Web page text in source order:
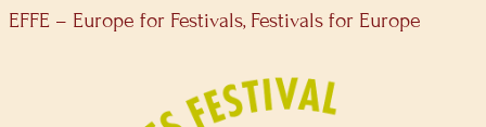
EFFE – Europe for Festivals, Festivals for Europe